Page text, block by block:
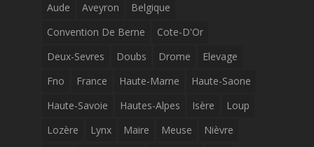
Aude
Aveyron
Belgique
Convention De Berne
Cote-D'Or
Deux-Sevres
Doubs Drome
Elevage
Fno
France Haute-Marne
Haute-Saone
Haute-Savoie
Hautes-Alpes Isère
Loup
Lozère
Lynx Maire Meuse
Nièvre